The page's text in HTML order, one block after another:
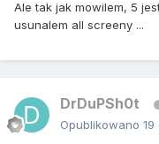
Ale tak jak mowilem, 5
usunalem all screeny ...
DrDuPSh0t
Opublikowano 19